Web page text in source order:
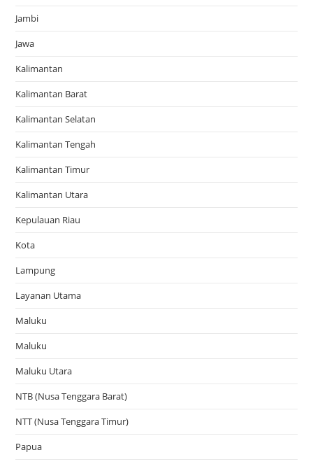
Jambi
Jawa
Kalimantan
Kalimantan Barat
Kalimantan Selatan
Kalimantan Tengah
Kalimantan Timur
Kalimantan Utara
Kepulauan Riau
Kota
Lampung
Layanan Utama
Maluku
Maluku
Maluku Utara
NTB (Nusa Tenggara Barat)
NTT (Nusa Tenggara Timur)
Papua